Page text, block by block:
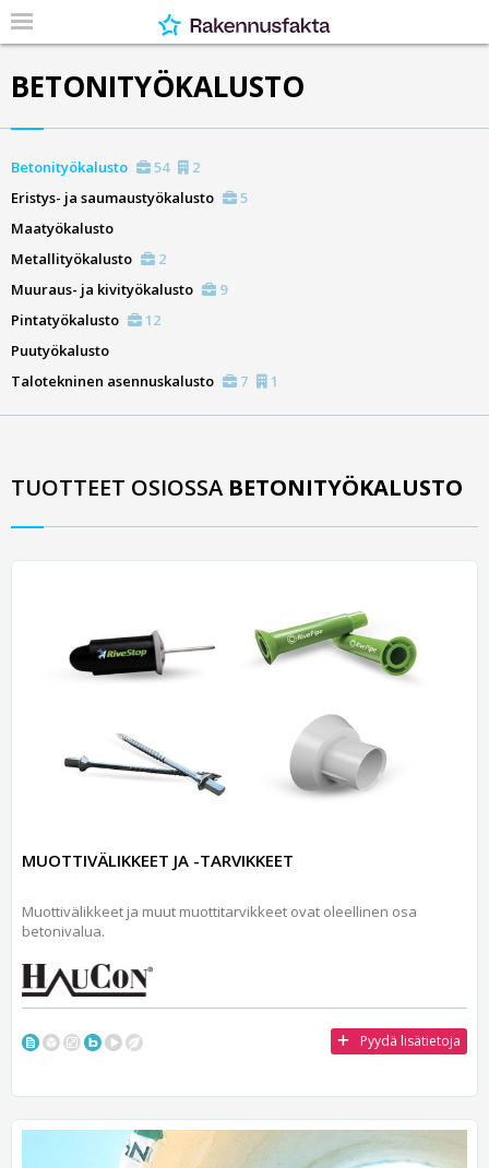
BETONITYÖKALUSTO
Betonityökalusto 54
2
Eristys- ja saumaustyökalusto
5
Maatyökalusto
Metallityökalusto
2
Muuraus- ja kivityökalusto
9
Pintatyökalusto
12
Puutyökalusto
Talotekninen asennuskalusto
7 1
TUOTTEET OSIOSSA BETONITYÖKALUSTO
MUOTTIVÄLIKKEET JA -TARVIKKEET
Muottivälikkeet ja muut muottitarvikkeet ovat oleellinen osa
betonivalua.
Pyydä lisätietoja